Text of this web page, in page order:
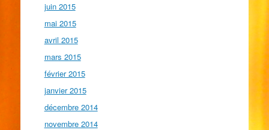
juin 2015
mai 2015
avril 2015
mars 2015
février 2015
janvier 2015
décembre 2014
novembre 2014